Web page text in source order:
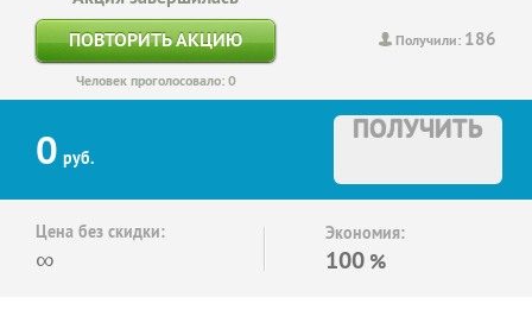
Получили: 186
ПОВТОРИТЬ АКЦИЮ
Человек проголосовало: 0
0 руб.
ПОЛУЧИТЬ
Цена без скидки:
∞
Экономия:
100 %